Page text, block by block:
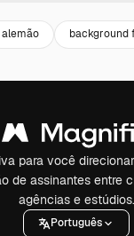
alemão background
para você
de assinantes entre
agências e estúdios.
Português